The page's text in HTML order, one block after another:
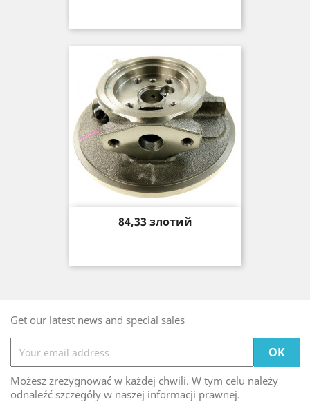
Price
84,33 злотий
Get our latest news and special sales
Możesz zrezygnować w każdej chwili. W tym celu należy
odnaleźć szczegóły w naszej informacji prawnej.